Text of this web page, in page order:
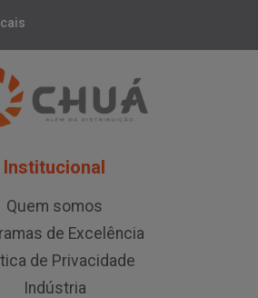
Institucional
Quem somos
de Excelência
de Privacidade
Indústria